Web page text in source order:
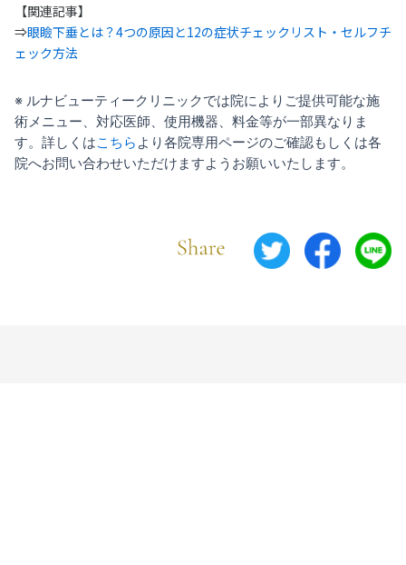
【関連記事】
⇒眼瞼下垂とは？4つの原因と12の症状チェックリスト・セルフチ
ェック方法
※ ルナビューティークリニックでは院によりご提供可能な施
術メニュー、対応医師、使用機器、料金等が一部異なりま
す。詳しくはこちら より各院専用ページのご確認もしくは各
院へお問い合わせいただけますようお願いいたします。